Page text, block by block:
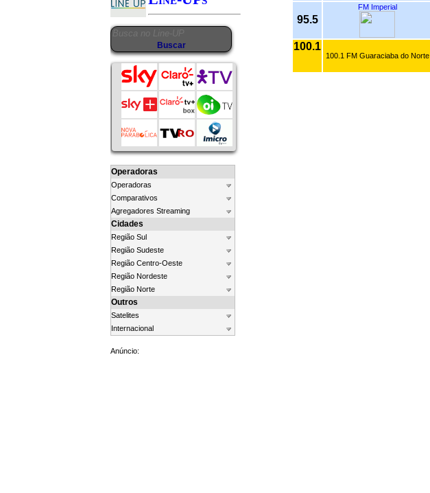
Operadoras
Operadoras
Comparativos
Agregadores Streaming
Cidades
Região Sul
Região Sudeste
Região Centro-Oeste
Região Nordeste
Região Norte
Outros
Satelites
Internacional
Anúncio:
95.5
FM Imperial
100.1
100.1 FM Guaraciaba do Norte